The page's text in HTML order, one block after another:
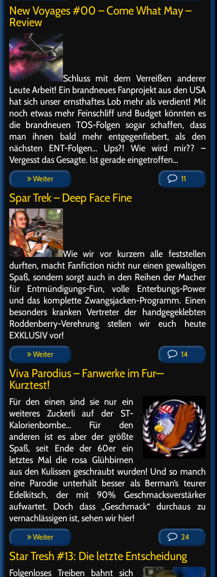
New Voyages #00 – Come What May –
Review
Schluss mit dem Verreißen anderer
Leute Arbeit! Ein brandneues Fanprojekt aus den USA
hat sich unser ernsthaftes Lob mehr als verdient! Mit
noch etwas mehr Feinschliff und Budget könnten es
die brandneuen TOS-Folgen sogar schaffen, dass
man ihnen bald mehr entgegenfiebert, als den
nächsten ENT-Folgen… Ups?! Wie wird mir?? –
Vergesst das Gesagte. Ist gerade eingetroffen…
Weiter 11
Spar Trek – Deep Face Fine
Wie wir vor kurzem alle feststellen
durften, macht Fanfiction nicht nur einen gewaltigen
Spaß, sondern sorgt auch in den Reihen der Macher
für Entmündigungs-Fun, volle Enterbungs-Power
und das komplette Zwangsjacken-Programm. Einen
besonders kranken Vertreter der handgegeklebten
Roddenberry-Verehrung stellen wir euch heute
EXKLUSIV vor!
Weiter 14
Viva Parodius – Fanwerke im Fur—
Kurztest!
Für den einen sind sie nur ein
weiteres Zuckerli auf der ST-
Kalorienbombe… Für den
anderen ist es aber der größte
Spaß, seit Ende der 60er ein
letztes Mal die rosa Glühbirnen
aus den Kulissen geschraubt wurden! Und so manch
eine Parodie unterhält besser als Berman’s teurer
Edelkitsch, der mit 90% Geschmacksverstärker
aufwartet. Doch dass „Geschmack“ durchaus zu
vernachlässigen ist, sehen wir hier!
Weiter 24
Star Tresh #13: Die letzte Entscheidung
Folgenloses Treiben bahnt sich